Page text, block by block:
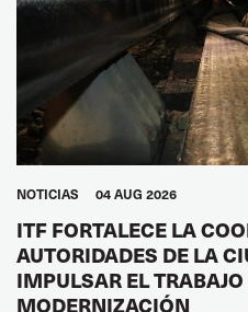
NOTICIAS 04 AUG 2026
ITF FORTALECE LA
AUTORIDADES DE LA
IMPULSAR EL
MODERNIZACIÓN